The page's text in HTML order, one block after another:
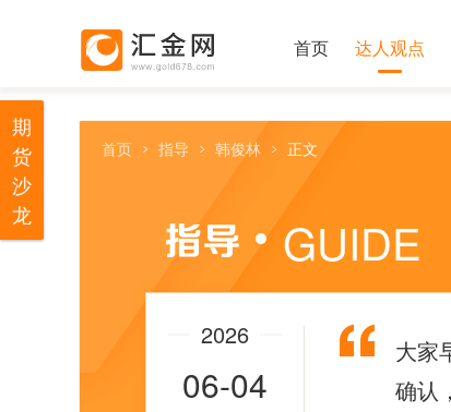
首页 达人观点
首页 指导 韩俊林 正文
GUIDE
2026
06-04
大家
确认
期
货
沙
龙